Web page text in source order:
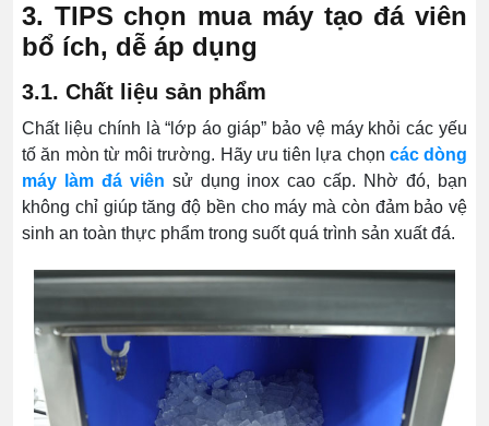
3. TIPS chọn mua máy tạo đá viên
bổ ích, dễ áp dụng
3.1. Chất liệu sản phẩm
Chất liệu chính là “lớp áo giáp” bảo vệ máy khỏi các yếu
tố ăn mòn từ môi trường. Hãy ưu tiên lựa chọn các dòng
máy làm đá viên sử dụng inox cao cấp. Nhờ đó, bạn
không chỉ giúp tăng độ bền cho máy mà còn đảm bảo vệ
sinh an toàn thực phẩm trong suốt quá trình sản xuất đá.